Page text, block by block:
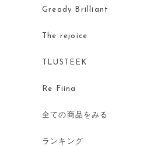
Gready Brilliant
The rejoice
TLUSTEEK
Re Fiina
全ての商品をみる
ランキング